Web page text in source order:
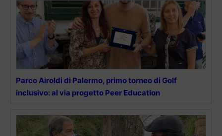
Parco Airoldi di Palermo, primo torneo di Golf
inclusivo: al via progetto Peer Education